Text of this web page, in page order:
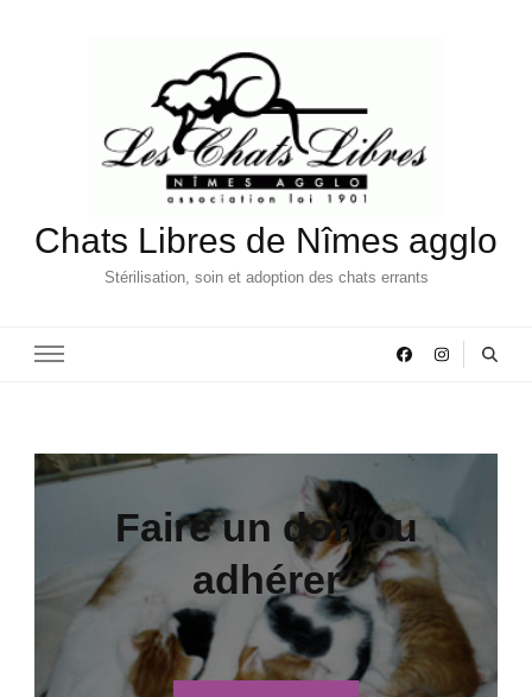
Chats Libres de Nîmes agglo
Stérilisation, soin et adoption des chats errants
Faire un don ou
adhérer